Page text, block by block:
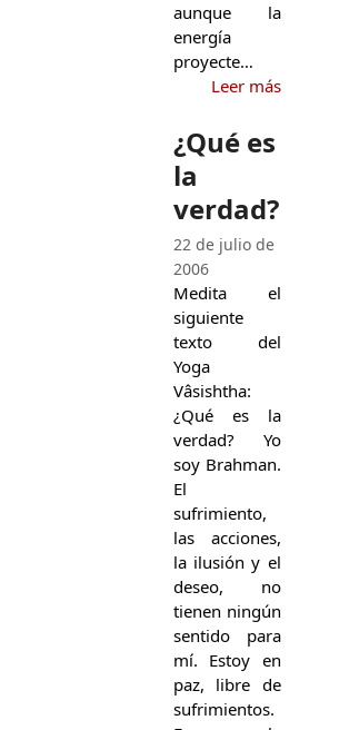
aunque la
energía
proyecte…
Leer más
¿Qué es
la
verdad?
22 de julio de
2006
Medita el
siguiente
texto del
Yoga
Vâsishtha:
¿Qué es la
verdad? Yo
soy Brahman.
El
sufrimiento,
las acciones,
la ilusión y el
deseo, no
tienen ningún
sentido para
mí. Estoy en
paz, libre de
sufrimientos.